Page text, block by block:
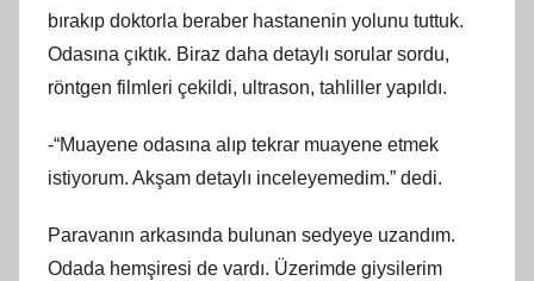
bırakıp doktorla beraber hastanenin yolunu tuttuk.
Odasına çıktık. Biraz daha detaylı sorular sordu,
röntgen filmleri çekildi, ultrason, tahliller yapıldı.
-“Muayene odasına alıp tekrar muayene etmek
istiyorum. Akşam detaylı inceleyemedim.” dedi.
Paravanın arkasında bulunan sedyeye uzandım.
Odada hemşiresi de vardı. Üzerimde giysilerim